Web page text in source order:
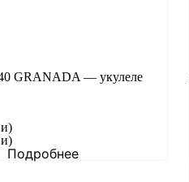
GRANADA — укулеле
Подробнее